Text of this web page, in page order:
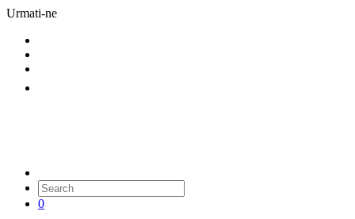
Urmati-ne
0